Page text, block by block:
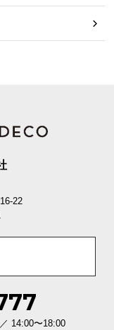
22
14:00〜18:00